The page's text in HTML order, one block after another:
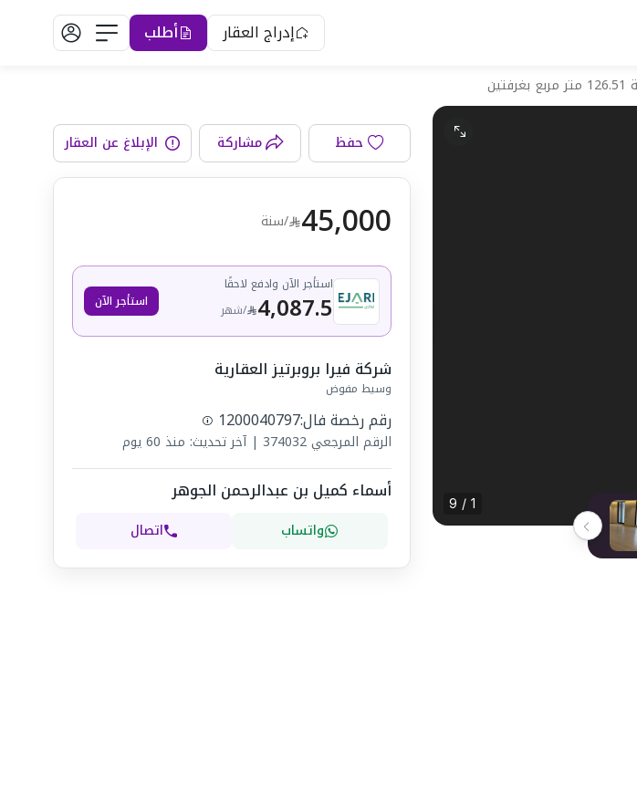
إدراج العقار أطلب
مطبخ
1 / 9
حفظ مشاركة الإبلاغ عن العقار
45,000 /سنة
استأجر الآن وادفع لاحقًا
4,087.5
/شهر استأجر الآن
شركة فيرا بروبرتيز العقارية
وسيط مفوض
رقم رخصة فال:1200040797
الرقم المرجعي374032
|آخر تحديث: منذ 60 يوم
أسماء كميل بن عبدالرحمن الجوهر
واتساب اتصال